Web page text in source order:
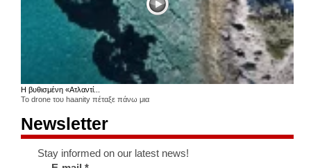
Η βυθισμένη «Ατλαντί...
Το drone του haanity πέταξε πάνω μια
Newsletter
Stay informed on our latest news!